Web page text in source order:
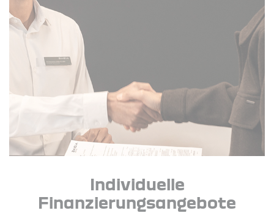
Individuelle
Finanzierungsangebote